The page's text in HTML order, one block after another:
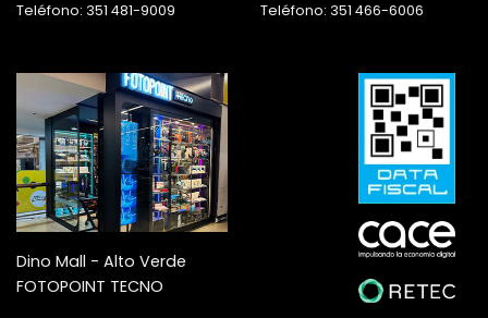
Teléfono: 351 481-9009
Teléfono: 351 466-6006
Dino Mall - Alto Verde
FOTOPOINT TECNO